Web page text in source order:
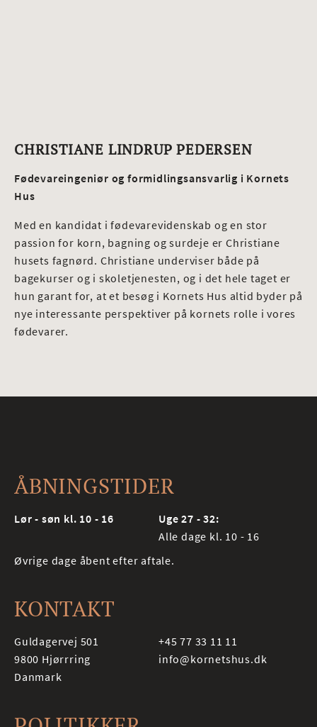
CHRISTIANE LINDRUP PEDERSEN
Fødevareingeniør og formidlingsansvarlig i Kornets
Hus
Med en kandidat i fødevarevidenskab og en stor
passion for korn, bagning og surdeje er Christiane
husets fagnørd. Christiane underviser både på
bagekurser og i skoletjenesten, og i det hele taget er
hun garant for, at et besøg i Kornets Hus altid byder på
nye interessante perspektiver på kornets rolle i vores
fødevarer.
ÅBNINGSTIDER
Lør - søn kl. 10 - 16
Uge 27 - 32:
Alle dage kl. 10 - 16
Øvrige dage åbent efter aftale.
KONTAKT
Guldagervej 501
9800 Hjørrring
Danmark
+45 77 33 11 11
info@kornetshus.dk